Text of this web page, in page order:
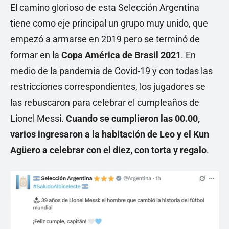
El camino glorioso de esta Selección Argentina
tiene como eje principal un grupo muy unido, que
empezó a armarse en 2019 pero se terminó de
formar en la Copa América de Brasil 2021. En
medio de la pandemia de Covid-19 y con todas las
restricciones correspondientes, los jugadores se
las rebuscaron para celebrar el cumpleaños de
Lionel Messi. Cuando se cumplieron las 00.00,
varios ingresaron a la habitación de Leo y el Kun
Agüero a celebrar con el diez, con torta y regalo.